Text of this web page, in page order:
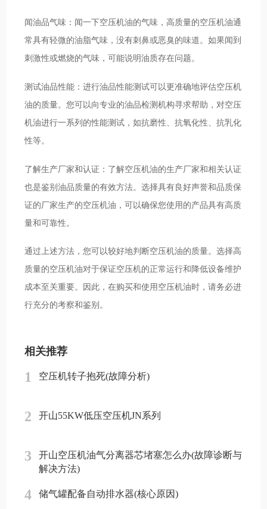
闻油品气味：闻一下空压机油的气味，高质量的空压机油通
常具有轻微的油脂气味，没有刺鼻或恶臭的味道。如果闻到
刺激性或燃烧的气味，可能说明油质存在问题。
测试油品性能：进行油品性能测试可以更准确地评估空压机
油的质量。您可以向专业的油品检测机构寻求帮助，对空压
机油进行一系列的性能测试，如抗磨性、抗氧化性、抗乳化
性等。
了解生产厂家和认证：了解空压机油的生产厂家和相关认证
也是鉴别油品质量的有效方法。选择具有良好声誉和品质保
证的厂家生产的空压机油，可以确保您使用的产品具有高质
量和可靠性。
通过上述方法，您可以较好地判断空压机油的质量。选择高
质量的空压机油对于保证空压机的正常运行和降低设备维护
成本至关重要。因此，在购买和使用空压机油时，请务必进
行充分的考察和鉴别。
相关推荐
1 空压机转子抱死(故障分析)
2 开山55KW低压空压机JN系列
3
开山空压机油气分离器芯堵塞怎么办(故障诊断与
解决方法)
4 储气罐配备自动排水器(核心原因)